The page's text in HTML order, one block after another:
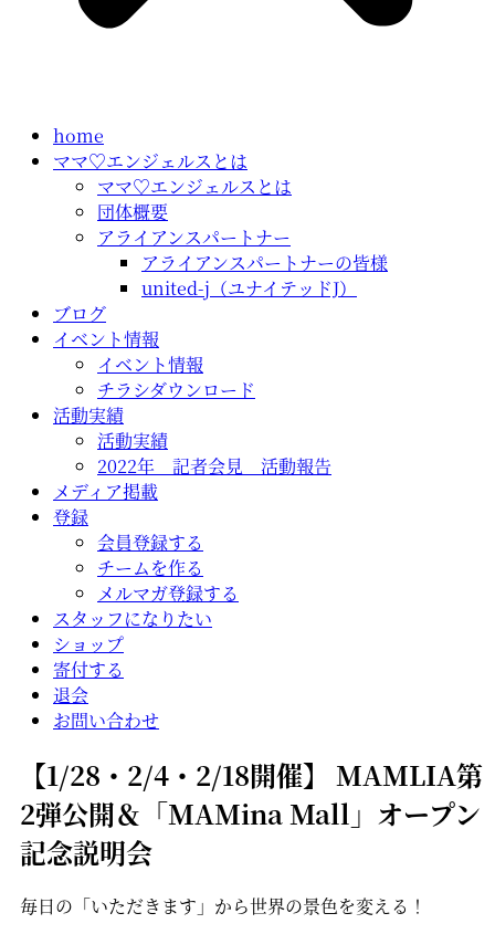
home
ママ♡エンジェルスとは
ママ♡エンジェルスとは
団体概要
アライアンスパートナー
アライアンスパートナーの皆様
united-j（ユナイテッドJ）
ブログ
イベント情報
イベント情報
チラシダウンロード
活動実績
活動実績
2022年 記者会見 活動報告
メディア掲載
登録
会員登録する
チームを作る
メルマガ登録する
スタッフになりたい
ショップ
寄付する
退会
お問い合わせ
【1/28・2/4・2/18開催】 MAMLIA第
2弾公開＆「MAMina Mall」オープン
記念説明会
毎日の「いただきます」から世界の景色を変える！